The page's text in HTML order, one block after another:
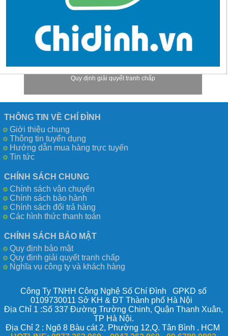
Quy định giải quyết tranh chấp
THÔNG TIN VỀ CHÍ ĐÌNH
Giới thiệu chung
Thông tin tuyển dụng
Hướng dẫn mua hàng trực tuyến
Tin tức
CHÍNH SÁCH CHUNG
Chính sách vận chuyển
Chính sách bảo hành
Chính sách đổi trả hàng
Các hình thức thanh toán
CHÍNH SÁCH BẢO MẬT
Quy định bảo mật
Quy định giải quyết tranh chấp
Nghĩa vụ công ty và khách hàng
Công Ty TNHH Công Nghệ Số Chí Đình GPKD số
0109730011 Sở KH & ĐT Thành phố Hà Nội
Địa Chỉ 1 :Số 337 Đường Trường Chinh, Quận Thanh Xuân,
TP Hà Nội.
Địa Chỉ 2 : Ngõ 8 Bàu cát 2, Phường 12,Q. Tân Bình . HCM